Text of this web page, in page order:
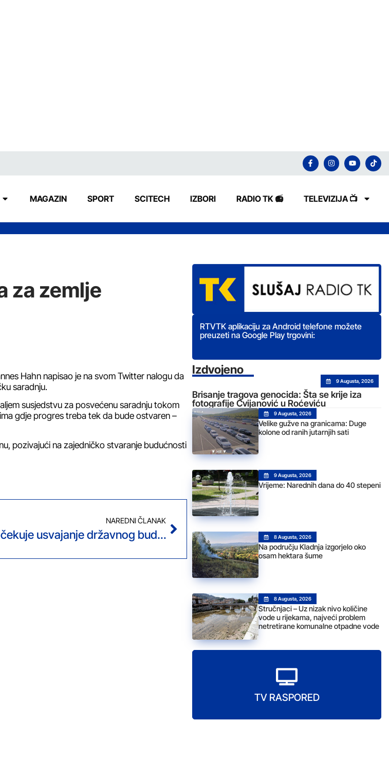
MAGAZIN SPORT SCITECH IZBORI RADIO TK 📻 TELEVIZIJA 📺
za zemlje
Hahn napisao je na svom Twitter nalogu da
saradnju.
susjedstvu za posvećenu saradnju tokom
gdje progres treba tek da bude ostvaren –
pozivajući na zajedničko stvaranje budućnosti
NAREDNI ČLANAK
Zvizdić očekuje usvajanje državnog budžeta u PSBiH
RTVTK aplikaciju za Android telefone možete
preuzeti na Google Play trgovini:
Izdvojeno
9 Augusta, 2026
Brisanje tragova genocida: Šta se krije iza
fotografije Cvijanović u Roćeviću
9 Augusta, 2026
Velike gužve na granicama: Duge
kolone od ranih jutarnjih sati
9 Augusta, 2026
Vrijeme: Narednih dana do 40 stepeni
8 Augusta, 2026
Na području Kladnja izgorjelo oko
osam hektara šume
8 Augusta, 2026
Stručnjaci – Uz nizak nivo količine
vode u rijekama, najveći problem
netretirane komunalne otpadne vode
TV RASPORED